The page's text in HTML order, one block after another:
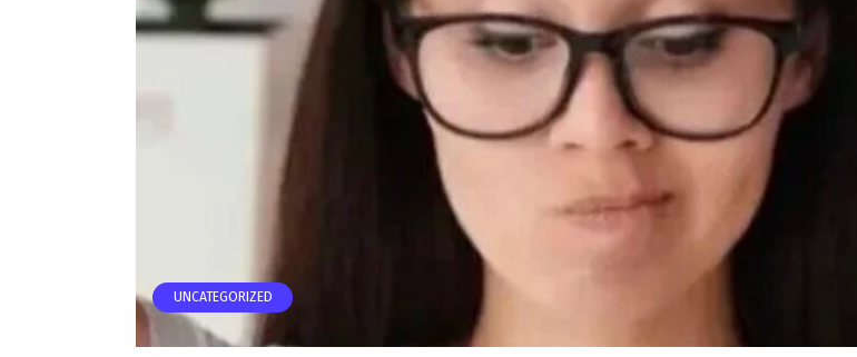
UNCATEGORIZED